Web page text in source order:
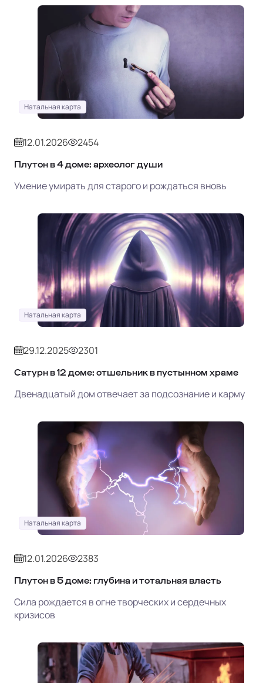
Натальная карта
12.01.2026 2454
Плутон в 4 доме: археолог души
Умение умирать для старого и рождаться вновь
Натальная карта
29.12.2025 2301
Сатурн в 12 доме: отшельник в пустынном храме
Двенадцатый дом отвечает за подсознание и карму
Натальная карта
12.01.2026 2383
Плутон в 5 доме: глубина и тотальная власть
Сила рождается в огне творческих и сердечных
кризисов